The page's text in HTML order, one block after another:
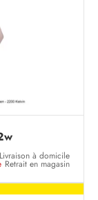
Livraison à domicile
Retrait en magasin